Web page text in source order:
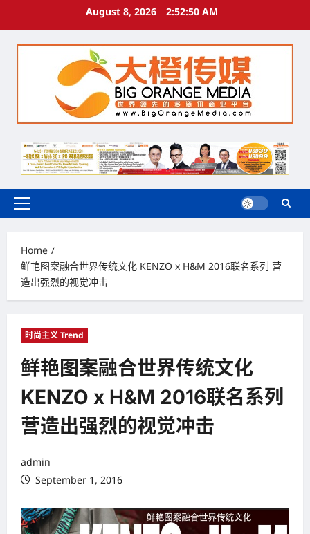
August 8, 2026 2:52:51 AM
Primary
Home
鲜艳图案融合世界传统文化 KENZO x H&M 2016联名系列 营
造出强烈的视觉冲击
时尚主义 Trend
鲜艳图案融合世界传统文化
KENZO x H&M 2016联名系列
营造出强烈的视觉冲击
admin
September 1, 2016